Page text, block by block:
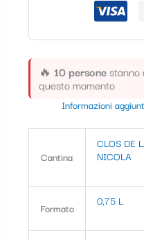
🔥 10 personestanno
questo momento
Informazioni
Cantina
CLOS DE
NICOLA
Formato 0,75 L